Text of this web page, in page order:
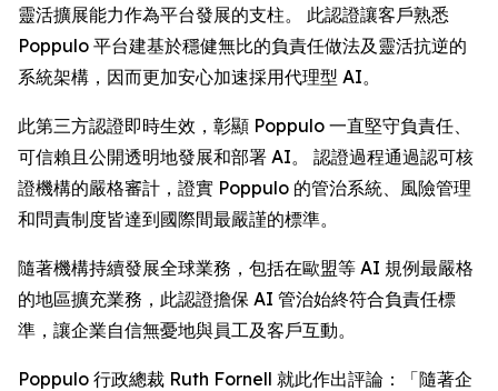
靈活擴展能力作為平台發展的支柱。 此認證讓客戶熟悉
Poppulo 平台建基於穩健無比的負責任做法及靈活抗逆的
系統架構，因而更加安心加速採用代理型 AI。
此第三方認證即時生效，彰顯 Poppulo 一直堅守負責任、
可信賴且公開透明地發展和部署 AI。 認證過程通過認可核
證機構的嚴格審計，證實 Poppulo 的管治系統、風險管理
和問責制度皆達到國際間最嚴謹的標準。
隨著機構持續發展全球業務，包括在歐盟等 AI 規例最嚴格
的地區擴充業務，此認證擔保 AI 管治始終符合負責任標
準，讓企業自信無憂地與員工及客戶互動。
Poppulo 行政總裁 Ruth Fornell 就此作出評論：「隨著企